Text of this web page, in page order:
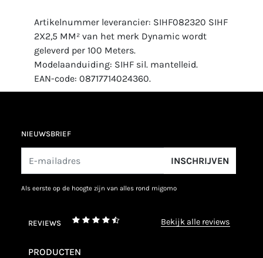
Artikelnummer leverancier: SIHF082320 SIHF
2X2,5 MM² van het merk Dynamic wordt
geleverd per 100 Meters.
Modelaanduiding: SIHF sil. mantelleid.
EAN-code: 08717714024360.
NIEUWSBRIEF
INSCHRIJVEN
als eerste op de hoogte zijn van alles rond migomo
REVIEWS bekijk alle reviews
PRODUCTEN